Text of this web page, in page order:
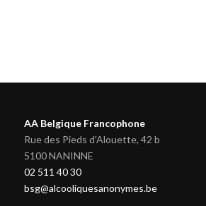
AA Belgique Francophone
Rue des Pieds d'Alouette, 42 b
5100 NANINNE
02 511 40 30
bsg@alcooliquesanonymes.be